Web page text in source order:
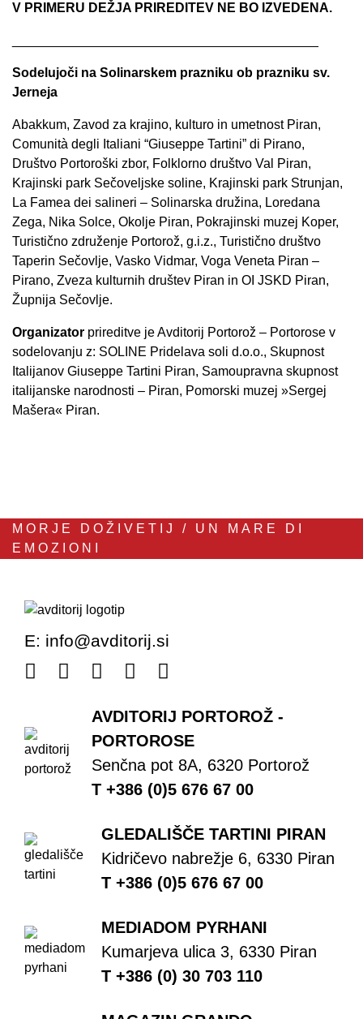
V PRIMERU DEŽJA PRIREDITEV NE BO IZVEDENA.
Sodelujoči na Solinarskem prazniku ob prazniku sv.
Jerneja
Abakkum, Zavod za krajino, kulturo in umetnost Piran,
Comunità degli Italiani “Giuseppe Tartini” di Pirano,
Društvo Portoroški zbor, Folklorno društvo Val Piran,
Krajinski park Sečoveljske soline, Krajinski park Strunjan,
La Famea dei salineri – Solinarska družina, Loredana
Zega, Nika Solce, Okolje Piran, Pokrajinski muzej Koper,
Turistično združenje Portorož, g.i.z., Turistično društvo
Taperin Sečovlje, Vasko Vidmar, Voga Veneta Piran –
Pirano, Zveza kulturnih društev Piran in OI JSKD Piran,
Župnija Sečovlje.
Organizator prireditve je Avditorij Portorož – Portorose v
sodelovanju z: SOLINE Pridelava soli d.o.o., Skupnost
Italijanov Giuseppe Tartini Piran, Samoupravna skupnost
italijanske narodnosti – Piran, Pomorski muzej »Sergej
Mašera« Piran.
MORJE DOŽIVETIJ / UN MARE DI
EMOZIONI
E: info@avditorij.si
AVDITORIJ PORTOROŽ -
PORTOROSE
Senčna pot 8A, 6320 Portorož
T +386 (0)5 676 67 00
GLEDALIŠČE TARTINI PIRAN
Kidričevo nabrežje 6, 6330 Piran
T +386 (0)5 676 67 00
MEDIADOM PYRHANI
Kumarjeva ulica 3, 6330 Piran
T +386 (0) 30 703 110